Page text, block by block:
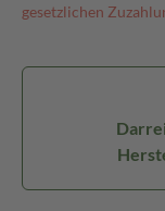
gesetzlichen